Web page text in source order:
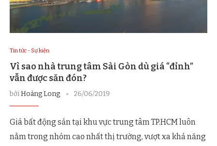
Tin tức - Sự kiện
Vì sao nhà trung tâm Sài Gòn dù giá “đỉnh”
vẫn được săn đón?
bởiHoàng Long 26/06/2019
Giá bất động sản tại khu vực trung tâm TP.HCM luôn
nằm trong nhóm cao nhất thị trường, vượt xa khả năng